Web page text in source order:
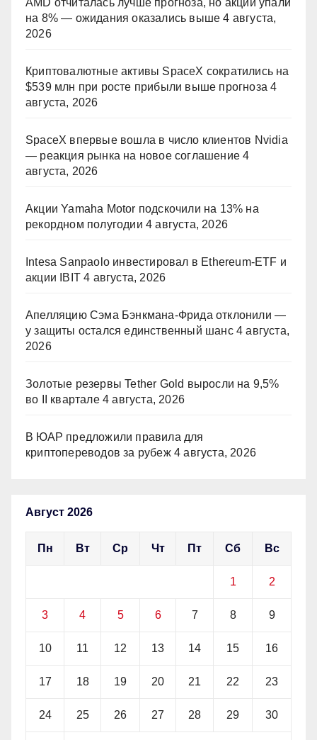
AMD отчиталась лучше прогноза, но акции упали
на 8% — ожидания оказались выше 4 августа,
2026
Криптовалютные активы SpaceX сократились на
$539 млн при росте прибыли выше прогноза 4
августа, 2026
SpaceX впервые вошла в число клиентов Nvidia
— реакция рынка на новое соглашение 4
августа, 2026
Акции Yamaha Motor подскочили на 13% на
рекордном полугодии 4 августа, 2026
Intesa Sanpaolo инвестировал в Ethereum-ETF и
акции IBIT 4 августа, 2026
Апелляцию Сэма Бэнкмана-Фрида отклонили —
у защиты остался единственный шанс 4 августа,
2026
Золотые резервы Tether Gold выросли на 9,5%
во II квартале 4 августа, 2026
В ЮАР предложили правила для
криптопереводов за рубеж 4 августа, 2026
Август 2026
Пн Вт Ср Чт Пт Сб Вс
1 2
3 4 5 6 7 8 9
10 11 12 13 14 15 16
17 18 19 20 21 22 23
24 25 26 27 28 29 30